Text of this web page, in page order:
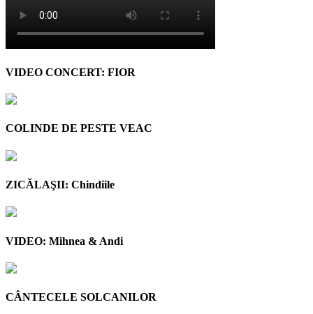
VIDEO CONCERT: FIOR
COLINDE DE PESTE VEAC
ZICĂLAŞII: Chindiile
VIDEO: Mihnea & Andi
CÂNTECELE SOLCANILOR